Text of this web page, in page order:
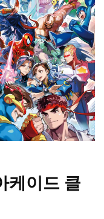
케이드 클